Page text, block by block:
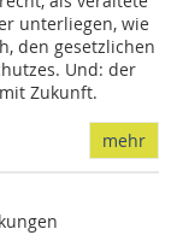
unterliegen, wie
den gesetzlichen
Und: der
Zukunft.
mehr